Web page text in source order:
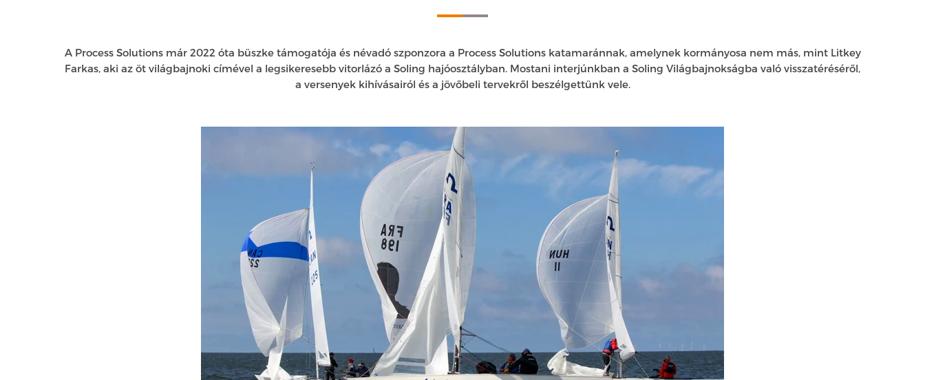
A Process Solutions már 2022 óta büszke támogatója és névadó szponzora a Process Solutions katamaránnak, amelynek kormányosa nem más, mint Litkey
Farkas, aki az öt világbajnoki címével a legsikeresebb vitorlázó a Soling hajóosztályban. Mostani interjúnkban a Soling Világbajnokságba való visszatéréséről,
a versenyek kihívásairól és a jövőbeli tervekről beszélgettünk vele.